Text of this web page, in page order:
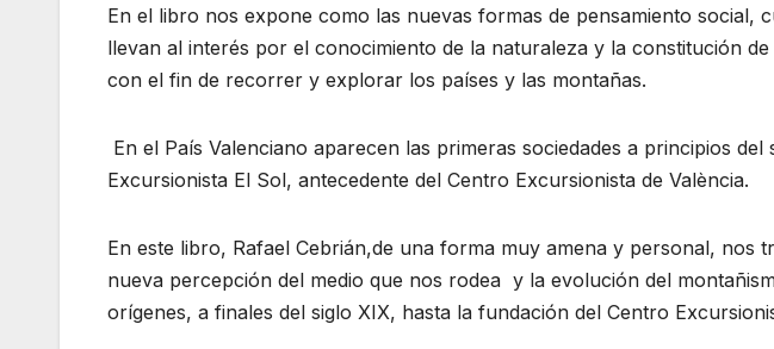
En el libro nos expone como las nuevas formas de pensamiento social,
llevan al interés por el conocimiento de la naturaleza y la constitución
con el fin de recorrer y explorar los países y las montañas.
En el País Valenciano aparecen las primeras sociedades a principios del
Excursionista El Sol, antecedente del Centro Excursionista de València.
En este libro, Rafael Cebrián,de una forma muy amena y personal, nos
nueva percepción del medio que nos rodea y la evolución del
orígenes, a finales del siglo XIX, hasta la fundación del Centro